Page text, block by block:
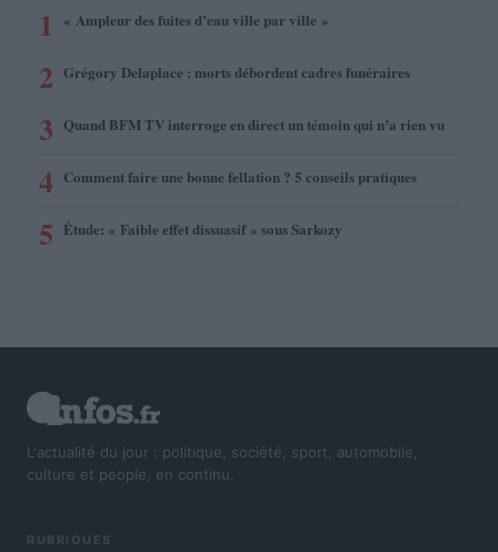
1 « Ampleur des fuites d’eau ville par ville »
2 Grégory Delaplace : morts débordent cadres funéraires
3 Quand BFM TV interroge en direct un témoin qui n’a rien vu
4 Comment faire une bonne fellation ? 5 conseils pratiques
5 Étude: « Faible effet dissuasif » sous Sarkozy
L'actualité du jour : politique, société, sport, automobile,
culture et people, en continu.
RUBRIQUES